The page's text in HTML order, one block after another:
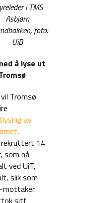
i TMS
Asbjørn
foto:
UiB
å lyse ut
Tromsø
av
.
rekruttert 14
som nå
ved UiT,
slik som
mottaker
sitt